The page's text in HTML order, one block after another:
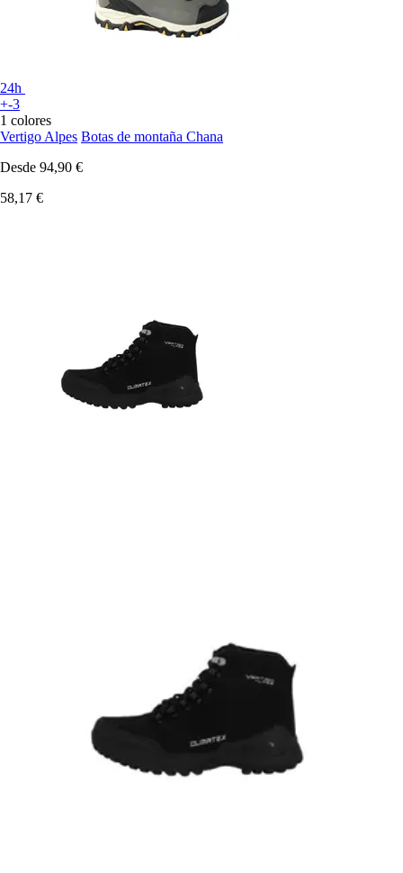
24h
+-3
1 colores
Vertigo Alpes Botas de montaña Chana
Desde 94,90 €
58,17 €